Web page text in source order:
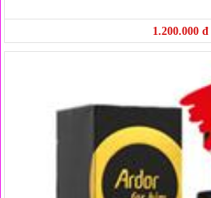
1.200.000 đ